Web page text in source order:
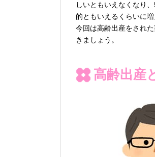
しいともいえなくなり
的ともいえるくらいに増
今回は高齢出産をされ
きましょう。
高齢出産